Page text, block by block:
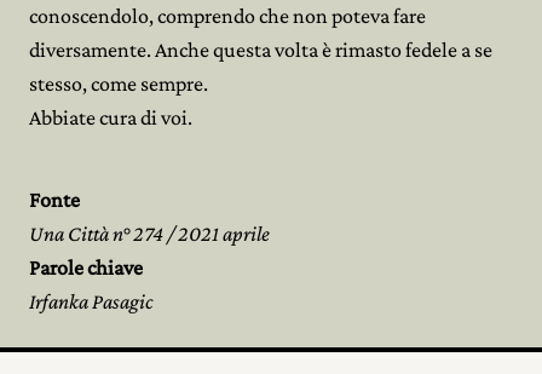
conoscendolo, comprendo che non poteva fare
diversamente. Anche questa volta è rimasto fedele a se
stesso, come sempre.
Abbiate cura di voi.
Fonte
Una Città n° 274 / 2021 aprile
Parole chiave
Irfanka Pasagic